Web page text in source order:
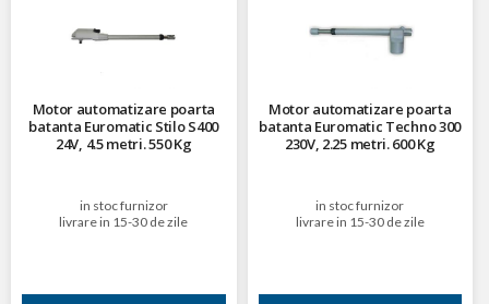
Motor automatizare poarta
batanta Euromatic Stilo S400
24V, 4.5 metri. 550 Kg
in stoc furnizor
livrare in 15-30 de zile
Motor automatizare poarta
batanta Euromatic Techno 300
230V, 2.25 metri. 600 Kg
in stoc furnizor
livrare in 15-30 de zile